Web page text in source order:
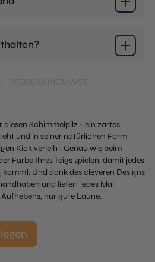
Schimmelpilz - ein zartes
und in seiner natürlichen Form
Kick verleiht. Genau wie beim
Farbe Ihres Teigs spielen, damit jedes
Und dank des cleveren Designs
und liefert jedes Mal
nur gute Laune.